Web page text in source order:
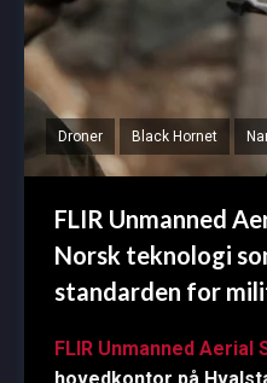
Droner Black Hornet
FLIR Unmanned
Norsk teknologi
standarden for
FLIR Unmanned Aerial